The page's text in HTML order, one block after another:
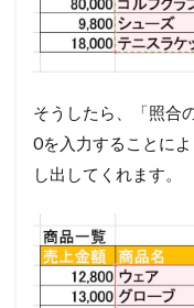
そうしたら、「照合
0を入力することに
し出してくれます。